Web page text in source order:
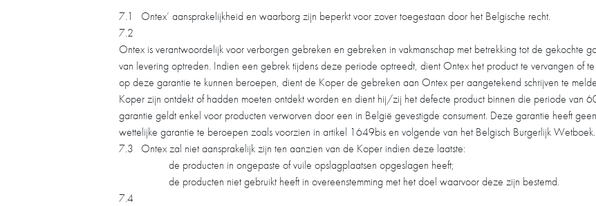
7.1
Ontex’ aansprakelijkheid en waarborg zijn beperkt voor zover toegestaan door het Belgische recht.
7.2
Ontex is verantwoordelijk voor verborgen gebreken en gebreken in vakmanschap met betrekking tot de gekochte
van levering optreden. Indien een gebrek tijdens deze periode optreedt, dient Ontex het product te vervangen of
op deze garantie te kunnen beroepen, dient de Koper de gebreken aan Ontex per aangetekend schrijven te
Koper zijn ontdekt of hadden moeten ontdekt worden en dient hij/zij het defecte product binnen die periode van
garantie geldt enkel voor producten verworven door een in België gevestigde consument. Deze garantie heeft
wettelijke garantie te beroepen zoals voorzien in artikel 1649bis en volgende van het Belgisch Burgerlijk Wetboek.
7.3 Ontex zal niet aansprakelijk zijn ten aanzien van de Koper indien deze laatste:
de producten in ongepaste of vuile opslagplaatsen opgeslagen heeft;
de producten niet gebruikt heeft in overeenstemming met het doel waarvoor deze zijn bestemd.
7.4